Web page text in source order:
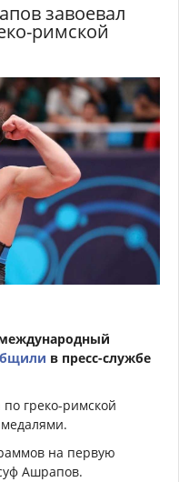
завоевал
римской
в пресс-службе
греко-римской
на первую
Ашрапов.